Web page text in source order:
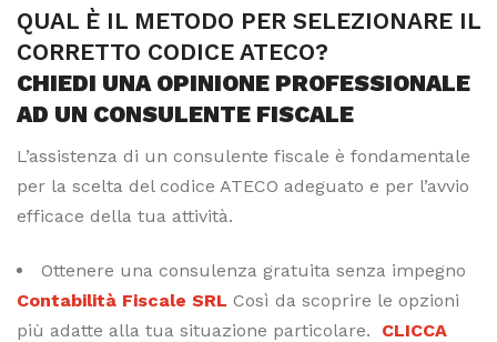
QUAL È IL METODO PER SELEZIONARE IL
CORRETTO CODICE ATECO?
CHIEDI UNA OPINIONE PROFESSIONALE
AD UN CONSULENTE FISCALE
L’assistenza di un consulente fiscale è fondamentale
per la scelta del codice ATECO adeguato e per l’avvio
efficace della tua attività.
Ottenere una consulenza gratuita senza impegno
Contabilità Fiscale SRL Così da scoprire le opzioni
più adatte alla tua situazione particolare. CLICCA